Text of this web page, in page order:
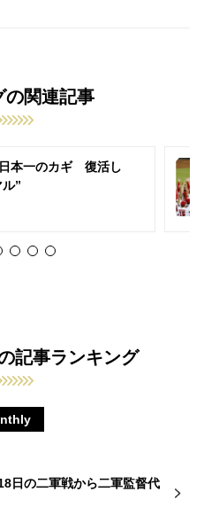
の関連記事
本一のカギ 復活し
”
記事ランキング
日の二軍戦から二軍監督代